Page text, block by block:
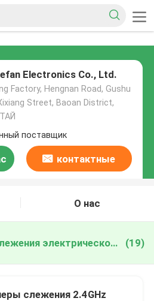
Electronics Co., Ltd.
Factory, Hengnan Road, Gushu
Street, Baoan District,
поставщик
контактные
О нас
КИТАЙ Камера слежения электрической лампочки Wifi (19)
слежения 2.4GHz